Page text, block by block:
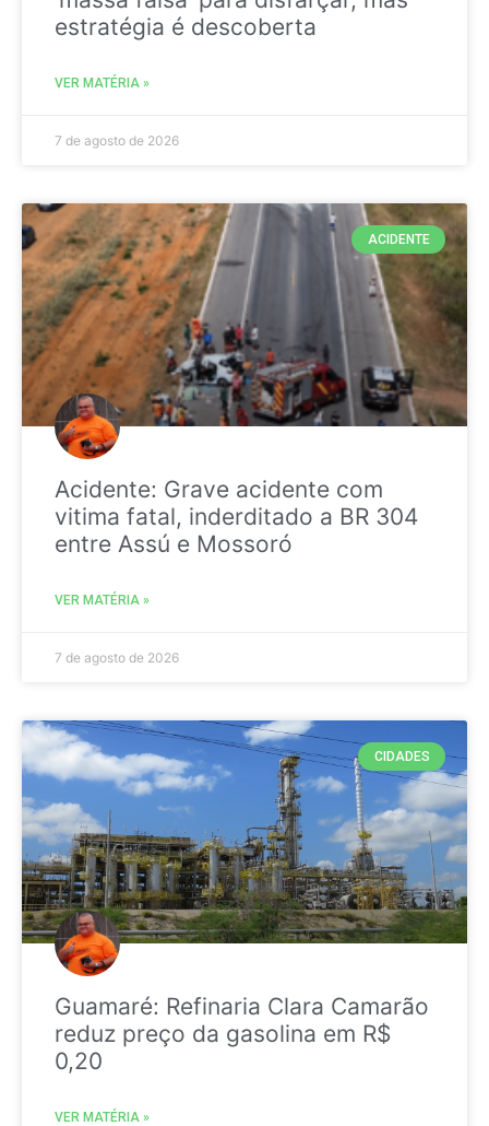
estratégia é descoberta
VER MATÉRIA »
7 de agosto de 2026
ACIDENTE
Acidente: Grave acidente com
vitima fatal, inderditado a BR 304
entre Assú e Mossoró
VER MATÉRIA »
7 de agosto de 2026
CIDADES
Guamaré: Refinaria Clara Camarão
reduz preço da gasolina em R$
0,20
VER MATÉRIA »